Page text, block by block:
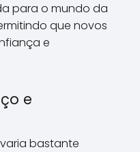
para o mundo da
que novos
e
e
varia bastante